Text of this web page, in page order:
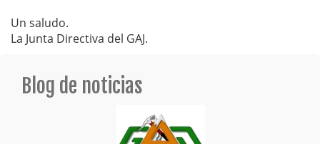
Un saludo.
La Junta Directiva del GAJ.
Blog de noticias